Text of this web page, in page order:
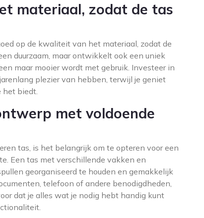
materiaal, zodat de tas
op de kwaliteit van het materiaal, zodat de
duurzaam, maar ontwikkelt ook een uniek
maar mooier wordt met gebruik. Investeer in
plezier van hebben, terwijl je geniet
het biedt.
met voldoende
tas, is het belangrijk om te opteren voor een
Een tas met verschillende vakken en
georganiseerd te houden en gemakkelijk
telefoon of andere benodigdheden,
dat je alles wat je nodig hebt handig kunt